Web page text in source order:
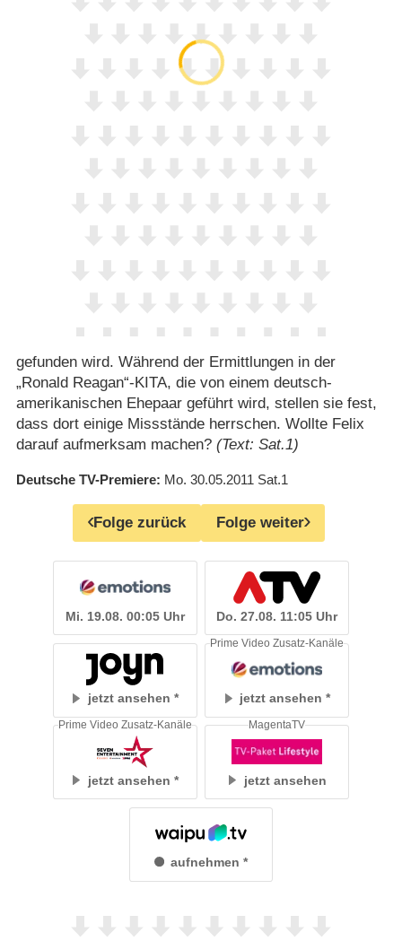
gefunden wird. Während der Ermittlungen in der
„Ronald Reagan“-KITA, die von einem deutsch-
amerikanischen Ehepaar geführt wird, stellen sie fest,
dass dort einige Missstände herrschen. Wollte Felix
darauf aufmerksam machen? (Text: Sat.1)
Deutsche TV-Premiere Mo. 30.05.2011 Sat.1
Folge zurück Folge weiter
Mi. 19.08. 00:05 Uhr Do. 27.08. 11:05 Uhr
jetzt ansehen jetzt ansehen
Prime Video Zusatz-Kanäle
jetzt ansehen
Prime Video Zusatz-Kanäle
jetzt ansehen
MagentaTV
aufnehmen